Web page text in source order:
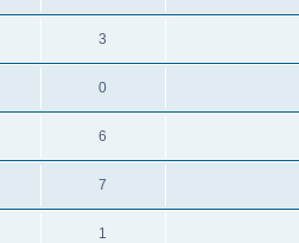
תגובות
צפיות
3
תגובות
צפיות
0
תגובות
צפיות
6
תגובות
צפיות
7
תגובות
צפיות
1